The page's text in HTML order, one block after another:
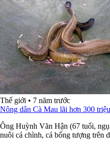
Thế giới • 7 năm trước
Nông dân Cà Mau lãi hơn 300
Ông Huỳnh Văn Hận (67 tuổi,
nuôi cá chình, cá bống tượng trên